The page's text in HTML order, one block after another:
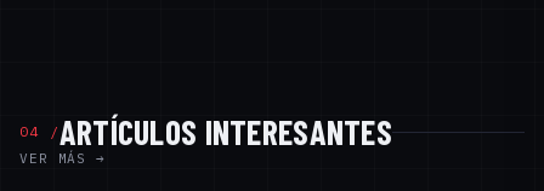
04 /ARTÍCULOS INTERESANTES
VER MÁS →